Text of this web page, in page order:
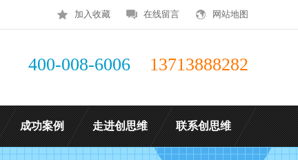
加入收藏 在线留言 网站地图
400-008-6006 13713888282
成功案例 走进创思维 联系创思维